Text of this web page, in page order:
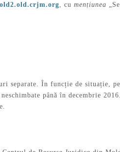
, cu mențiunea
separate. În funcție de situație,
până în decembrie